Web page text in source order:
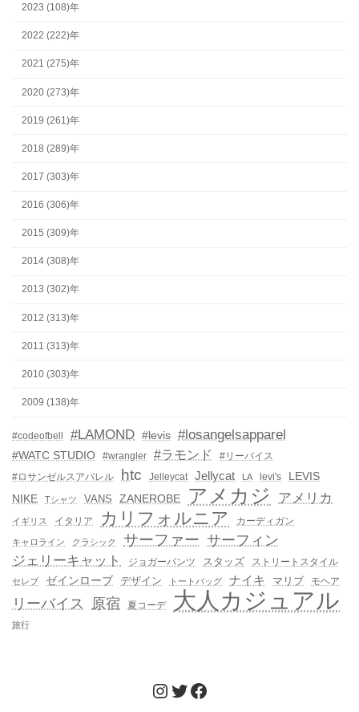
2023 (108)年
2022 (222)年
2021 (275)年
2020 (273)年
2019 (261)年
2018 (289)年
2017 (303)年
2016 (306)年
2015 (309)年
2014 (308)年
2013 (302)年
2012 (313)年
2011 (313)年
2010 (303)年
2009 (138)年
#codeofbell #LAMOND #levis #losangelsapparel
#WATC STUDIO #wrangler #ラモンド
#リーバイス
#ロサンゼルスアパレル
htc Jelleycat Jellycat LA levi's
LEVIS
NIKE
Tシャツ VANS ZANEROBE アメカジ アメリカ
イギリス イタリア カリフォルニア カーディガン
キャロライン クラシック サーファー サーフィン
ジェリーキャット
ジョガーパンツ スタッズ ストリートスタイル
セレブ ゼインローブ デザイン トートバッグ ナイキ マリブ モヘア
リーバイス 原宿 夏コーデ 大人カジュアル
旅行
Instagram
Twitter
Facebook